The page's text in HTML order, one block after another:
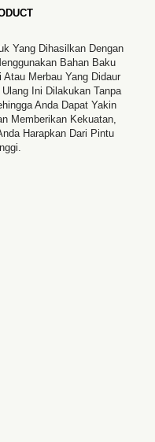
Yang Dihasilkan Dengan
Bahan Baku
Merbau Yang Didaur
Ini Dilakukan Tanpa
Anda Dapat Yakin
Memberikan Kekuatan,
Harapkan Dari Pintu